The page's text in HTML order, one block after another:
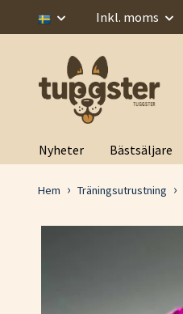
Inkl. moms
Nyheter Bästsäljare
Hem Träningsutrustning